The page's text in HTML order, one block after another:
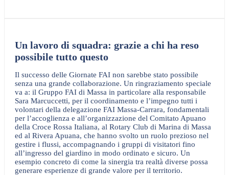
Un lavoro di squadra: grazie a chi ha reso
possibile tutto questo
Il successo delle Giornate FAI non sarebbe stato possibile
senza una grande collaborazione. Un ringraziamento speciale
va a: il Gruppo FAI di Massa in particolare alla responsabile
Sara Marcuccetti, per il coordinamento e l’impegno tutti i
volontari della delegazione FAI Massa-Carrara, fondamentali
per l’accoglienza e all’organizzazione del Comitato Apuano
della Croce Rossa Italiana, al Rotary Club di Marina di Massa
ed al Rivera Apuana, che hanno svolto un ruolo prezioso nel
gestire i flussi, accompagnando i gruppi di visitatori fino
all’ingresso del giardino in modo ordinato e sicuro. Un
esempio concreto di come la sinergia tra realtà diverse possa
generare esperienze di grande valore per il territorio.